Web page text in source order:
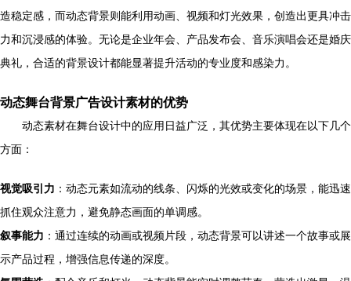
造稳定感，而动态背景则能利用动画、视频和灯光效果，创造出更具冲击
力和沉浸感的体验。无论是企业年会、产品发布会、音乐演唱会还是婚庆
典礼，合适的背景设计都能显著提升活动的专业度和感染力。
动态舞台背景广告设计素材的优势
动态素材在舞台设计中的应用日益广泛，其优势主要体现在以下几个
方面：
视觉吸引力 ：动态元素如流动的线条、闪烁的光效或变化的场景，能迅速
抓住观众注意力，避免静态画面的单调感。
叙事能力 ：通过连续的动画或视频片段，动态背景可以讲述一个故事或展
示产品过程，增强信息传递的深度。